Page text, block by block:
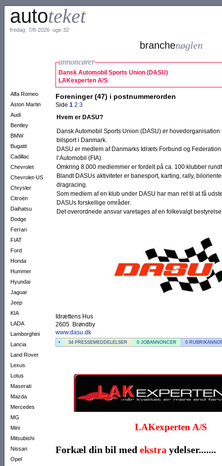
autoteket
fredag 7/8-2026 uge 32
Alfa Romeo
Aston Martin
Audi
Bentley
BMW
Bugatti
Cadillac
Chevrolet
Chevrolet-US
Chrysler
Citroën
Daihatsu
Dodge
Ferrari
FIAT
Ford
Honda
Hummer
Hyundai
Jaguar
Jeep
KIA
LADA
Lamborghini
Lancia
Land Rover
Lexus
Lotus
Maserati
Mazda
Mercedes
MG
Mini
Mitsubishi
Nissan
Opel
branchenøglen
annoncører
Dansk Automobil Sports Union (DASU)
LAKexperten A/S
Foreninger (47) i postnummerorden
Side 1 2 3
Hvem er DASU?
Dansk Automobil Sports Union (DASU) er
bilsport i Danmark.
DASU er medlem af Danmarks Idræts Forbund og
l’Automobil (FIA).
Omkring 8.000 medlemmer er fordelt på ca. 100 klubber
Blandt DASUs aktiviteter er banesport, karting, rally,
dragracing.
Som medlem af en klub under DASU har man ret til at få
DASUs forskellige områder.
Det overordnede ansvar varetages af en folkevalgt
Idrættens Hus
2605 Brøndby
www.dasu.dk
• 34 PRESSEMEDDELELSER 0 JOBANNONCER 0
LAKexperten A/S
Forkæl din bil med ekstra ydelser.......